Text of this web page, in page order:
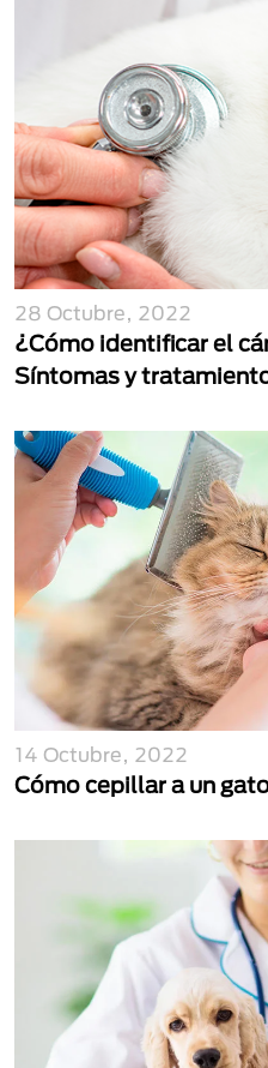
28 Octubre, 2022
¿Cómo identificar el
Síntomas y
14 Octubre, 2022
Cómo cepillar a un